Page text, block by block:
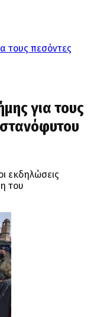
τους πεσόντες
για τους
εκδηλώσεις
του